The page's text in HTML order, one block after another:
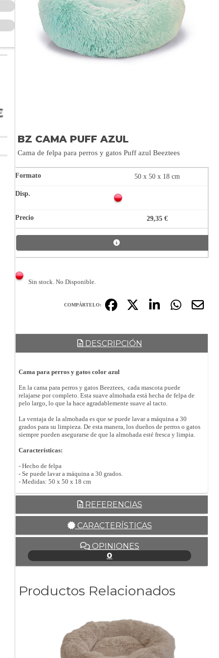
BZ CAMA PUFF AZUL
Cama de felpa para perros y gatos Puff azul Beeztees
50 x 50 x 18 cm
29,35 €
Sin stock. No Disponible.
COMPÁRTELO:
DESCRIPCIÓN
Cama para perros y gatos color azul
En la cama para perros y gatos Beeztees, cada mascota puede
relajarse por completo. Esta suave almohada está hecha de felpa de
pelo largo, lo que la hace agradablemente suave al tacto.
La ventaja de la almohada es que se puede lavar a máquina a 30
grados para su limpieza. De esta manera, los dueños de perros o gatos
siempre pueden asegurarse de que la almohada esté fresca y limpia.
Características:
- Hecho de felpa
- Se puede lavar a máquina a 30 grados.
- Medidas: 50 x 50 x 18 cm
REFERENCIAS
CARACTERÍSTICAS
OPINIONES
0
Productos Relacionados